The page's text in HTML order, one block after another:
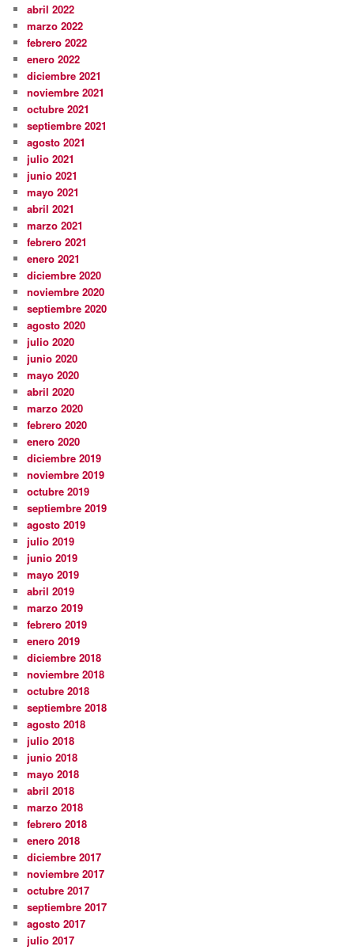
abril 2022
marzo 2022
febrero 2022
enero 2022
diciembre 2021
noviembre 2021
octubre 2021
septiembre 2021
agosto 2021
julio 2021
junio 2021
mayo 2021
abril 2021
marzo 2021
febrero 2021
enero 2021
diciembre 2020
noviembre 2020
septiembre 2020
agosto 2020
julio 2020
junio 2020
mayo 2020
abril 2020
marzo 2020
febrero 2020
enero 2020
diciembre 2019
noviembre 2019
octubre 2019
septiembre 2019
agosto 2019
julio 2019
junio 2019
mayo 2019
abril 2019
marzo 2019
febrero 2019
enero 2019
diciembre 2018
noviembre 2018
octubre 2018
septiembre 2018
agosto 2018
julio 2018
junio 2018
mayo 2018
abril 2018
marzo 2018
febrero 2018
enero 2018
diciembre 2017
noviembre 2017
octubre 2017
septiembre 2017
agosto 2017
julio 2017